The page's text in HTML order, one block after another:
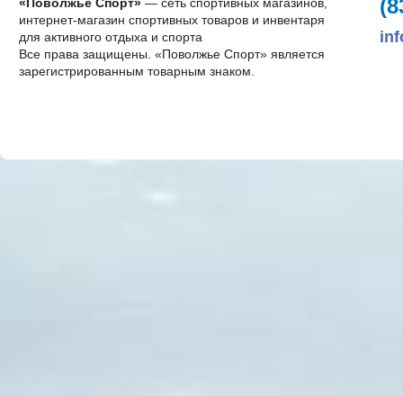
интернет-магазин спортивных товаров и инвентаря
для активного отдыха и спорта
Все права защищены. «Поволжье Спорт» является
зарегистрированным товарным знаком.